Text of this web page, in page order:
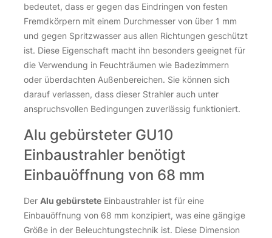
bedeutet, dass er gegen das Eindringen von festen
Fremdkörpern mit einem Durchmesser von über 1 mm
und gegen Spritzwasser aus allen Richtungen geschützt
ist. Diese Eigenschaft macht ihn besonders geeignet für
die Verwendung in Feuchträumen wie Badezimmern
oder überdachten Außenbereichen. Sie können sich
darauf verlassen, dass dieser Strahler auch unter
anspruchsvollen Bedingungen zuverlässig funktioniert.
Alu gebürsteter GU10
Einbaustrahler benötigt
Einbauöffnung von 68 mm
Der Alu gebürstete Einbaustrahler ist für eine
Einbauöffnung von 68 mm konzipiert, was eine gängige
Größe in der Beleuchtungstechnik ist. Diese Dimension